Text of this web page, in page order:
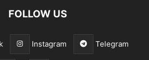
FOLLOW US
Instagram Telegram